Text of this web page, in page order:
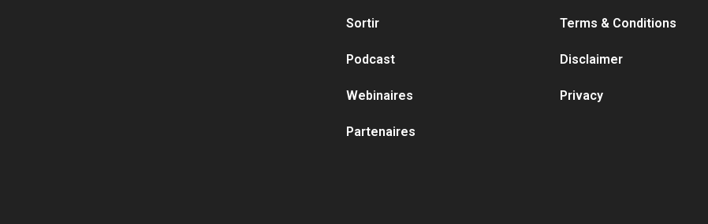
Sortir
Podcast
Webinaires
Partenaires
Terms & Conditions
Disclaimer
Privacy